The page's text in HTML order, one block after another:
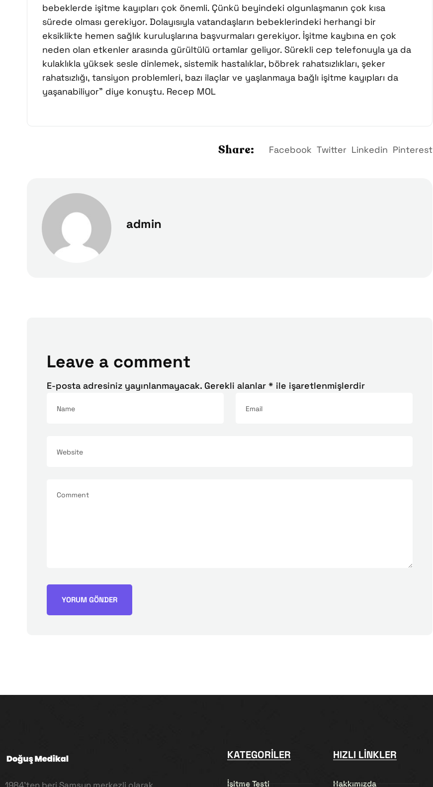
bebeklerde işitme kayıpları çok önemli. Çünkü beyindeki olgunlaşmanın çok kısa
sürede olması gerekiyor. Dolayısıyla vatandaşların bebeklerindeki herhangi bir
eksiklikte hemen sağlık kuruluşlarına başvurmaları gerekiyor. İşitme kaybına en çok
neden olan etkenler arasında gürültülü ortamlar geliyor. Sürekli cep telefonuyla ya da
kulaklıkla yüksek sesle dinlemek, sistemik hastalıklar, böbrek rahatsızlıkları, şeker
rahatsızlığı, tansiyon problemleri, bazı ilaçlar ve yaşlanmaya bağlı işitme kayıpları da
yaşanabiliyor” diye konuştu. Recep MOL
Share: Facebook Twitter Linkedin Pinterest
admin
Leave a comment
E-posta adresiniz yayınlanmayacak. Gerekli alanlar * ile işaretlenmişlerdir
KATEGORILER
İşitme Testi
HIZLI LINKLER
Hakkımızda